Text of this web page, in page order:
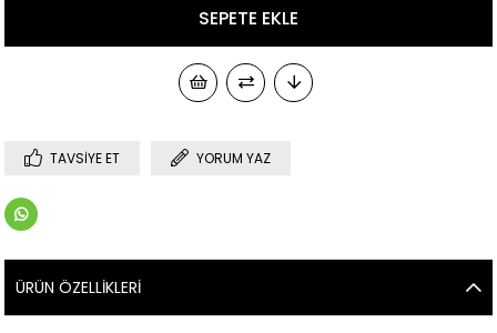
TAVSIYE ET YORUM YAZ
ÜRÜN ÖZELLIKLERI